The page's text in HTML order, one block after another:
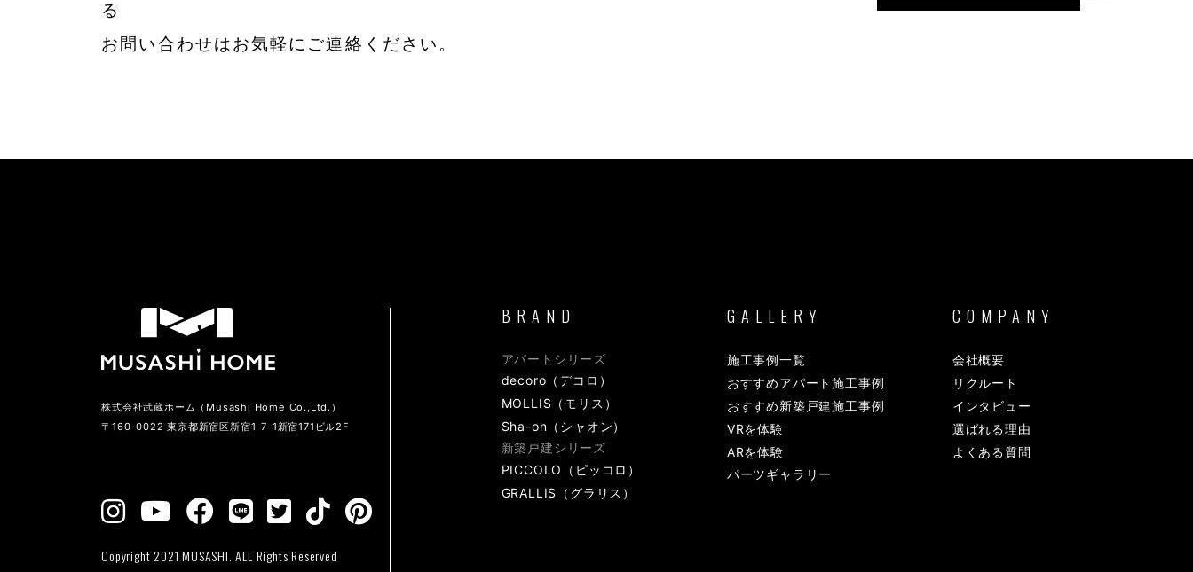
る
お問い合わせはお気軽にご連絡ください。
株式会社武蔵ホーム（Musashi Home Co.,Ltd.）
〒160-0022 東京都新宿区新宿1-7-1新宿171ビル2F
Copyright 2021 MUSASHI. ALL Rights Reserved
BRAND
アパートシリーズ
decoro（デコロ）
MOLLIS（モリス）
Sha-on（シャオン）
新築戸建シリーズ
PICCOLO（ピッコロ）
GRALLIS（グラリス）
GALLERY
施工事例一覧
おすすめアパート施工事例
おすすめ新築戸建施工事例
VRを体験
ARを体験
パーツギャラリー
COMPANY
会社概要
リクルート
インタビュー
選ばれる理由
よくある質問